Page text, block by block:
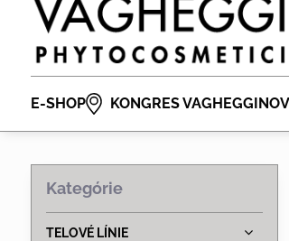
E-SHOP KONGRES VAGHEGGI
Kategórie
TELOVÉ LÍNIE